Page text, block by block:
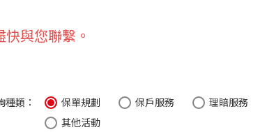
與您聯繫。
種類： 保單規劃 保戶服務
理賠服務
其他活動